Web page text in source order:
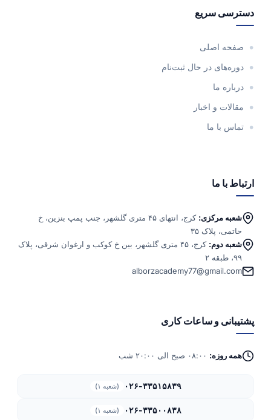
دسترسی سریع
صفحه اصلی
دوره‌های در حال ثبت‌نام
درباره ما
مقالات و اخبار
تماس با ما
ارتباط با ما
شعبه مرکزی:
کرج، انتهای ۴۵ متری گلشهر، جنب پمپ بنزین، خ
حاتمی، پلاک ۳۵
شعبه دوم:
کرج، ۴۵ متری گلشهر، بین خ کوکب و ارغوان شرقی، پلاک
۹۹، طبقه ۲
alborzacademy77@gmail.com
پشتیبانی و ساعات کاری
همه روزه:
۰۲۶-۳۳۵۱۵۸۳۹ (شعبه ۱)
۰۲۶-۳۳۵۰۰۸۳۸ (شعبه ۱)